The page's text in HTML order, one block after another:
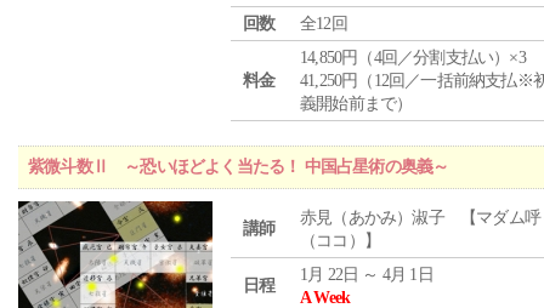
回数
全12回
料金
14,850円（4回／分割支払い）×3
41,250円（12回／一括前納支払※
義開始前まで）
紫微斗数Ⅱ ～恐いほどよく当たる！ 中国占星術の奥義～
講師
赤見（あかみ）淑子 【マダム呼
（ココ）】
日程
1月 22日 ～ 4月 1日
A Week